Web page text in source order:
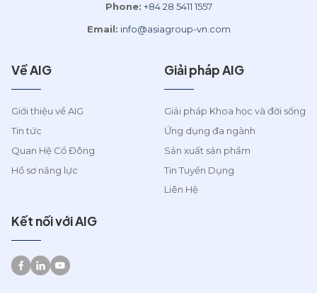
Phone: +84 28 5411 1557
Email: info@asiagroup-vn.com
Về AIG
Giới thiệu về AIG
Tin tức
Quan Hệ Cổ Đông
Hồ sơ năng lực
Giải pháp AIG
Giải pháp Khoa học và đời sống
Ứng dụng đa ngành
Sản xuất sản phẩm
Tin Tuyển Dụng
Liên Hệ
Kết nối với AIG